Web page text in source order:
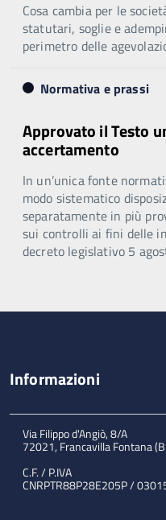
Cosa cambia per le
statutari, soglie e
perimetro delle
Normativa e prassi
Approvato il Testo
accertamento
In un’unica fonte
modo sistematico
separatamente in più
sui controlli ai fini delle
decreto legislativo 5
Informazioni
Via Filippo d'Angiò, 8/A
72021, Francavilla Fontana
C.F. / P.IVA
CNRPTR88P28E205P /